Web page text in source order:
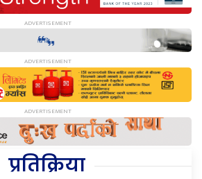
प्रतिक्रिया